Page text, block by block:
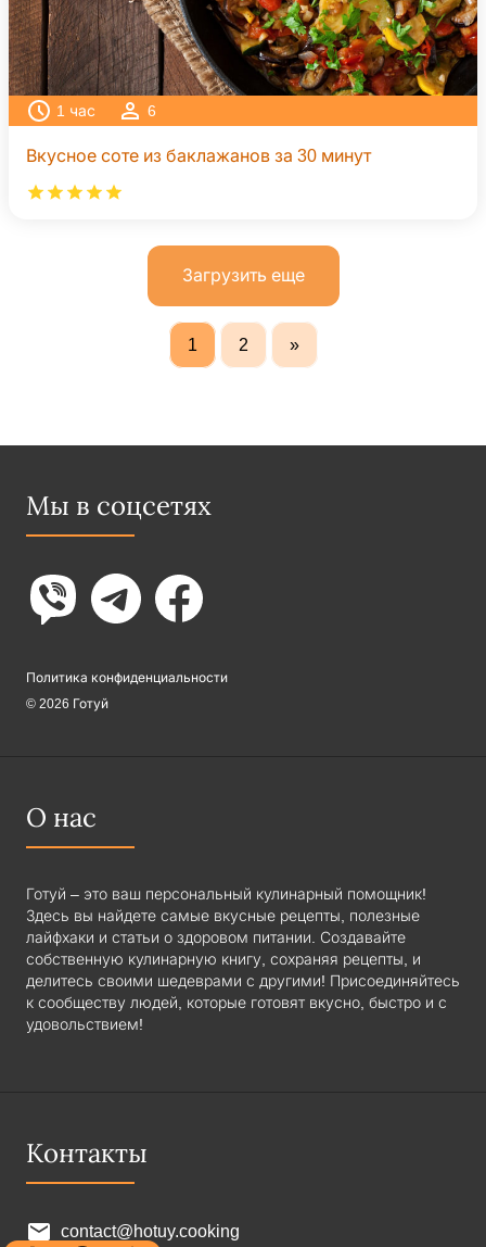
1 час 6
Вкусное соте из баклажанов за 30 минут
Загрузить еще
1 2 »
Мы в соцсетях
Политика конфиденциальности
© 2026 Готуй
О нас
Готуй – это ваш персональный кулинарный помощник!
Здесь вы найдете самые вкусные рецепты, полезные
лайфхаки и статьи о здоровом питании. Создавайте
собственную кулинарную книгу, сохраняя рецепты, и
делитесь своими шедеврами с другими! Присоединяйтесь
к сообществу людей, которые готовят вкусно, быстро и с
удовольствием!
Контакты
contact@hotuy.cooking